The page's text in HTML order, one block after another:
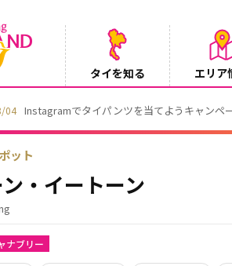
タイを知る エリア
04 Instagramでタイパンツを当てようキャンペ
ット
・イートーン
ナブリー